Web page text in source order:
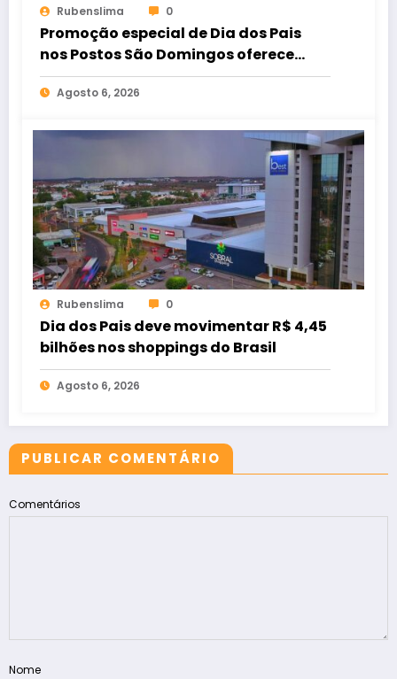
Rubenslima 0
Promoção especial de Dia dos Pais
nos Postos São Domingos oferece
gasolina comum por R$ 6,59
Agosto 6, 2026
Rubenslima 0
Dia dos Pais deve movimentar R$ 4,45
bilhões nos shoppings do Brasil
Agosto 6, 2026
PUBLICAR COMENTÁRIO
Comentários
Nome